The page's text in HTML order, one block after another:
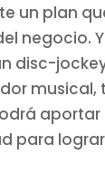
un plan
negocio.
disc-
musical,
aportar
para